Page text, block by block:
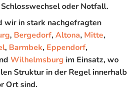
oder Notfall.
wir in stark nachgefragten
, Bergedorf,Altona, Mitte,
, Barmbek, Eppendorf,
Wilhelmsburg im Einsatz, wo
Struktur in der Regel innerhalb
Ort sind.